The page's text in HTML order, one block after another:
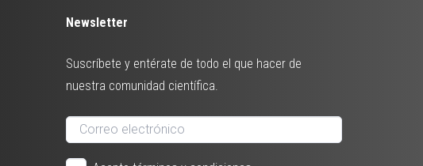
Newsletter
Suscríbete y entérate de todo el que hacer de
nuestra comunidad científica.